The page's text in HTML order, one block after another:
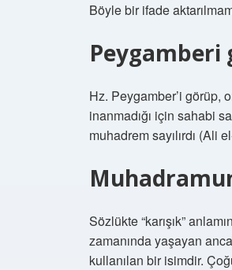
Böyle bir ifade
Peygamberi
Hz. Peygamber’i görüp,
inanmadığı için sahabi
muhadrem sayılırdı (Ali
Sözlükte “karışık”
zamanında yaşayan
kullanılan bir isimdir.